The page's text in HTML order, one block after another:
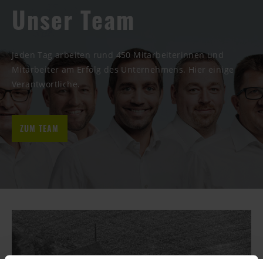
Unser Team
Jeden Tag arbeiten rund 450 Mitarbeiterinnen und
Mitarbeiter am Erfolg des Unternehmens. Hier einige
Verantwortliche.
ZUM TEAM